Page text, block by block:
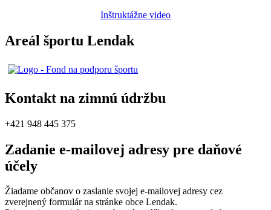
Inštruktážne video
Areál športu Lendak
Kontakt na zimnú údržbu
+421 948 445 375
Zadanie e-mailovej adresy pre daňové
účely
Žiadame občanov o zaslanie svojej e-mailovej adresy cez
zverejnený formulár na stránke obce Lendak.